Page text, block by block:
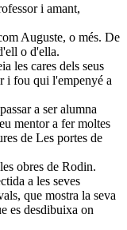
i amant,
Auguste, o més. De
o d'ella.
les cares dels seus
i fou qui l'empenyé a
a ser alumna
mentor a fer moltes
de Les portes de
obres de Rodin.
a les seves
que mostra la seva
es desdibuixa on